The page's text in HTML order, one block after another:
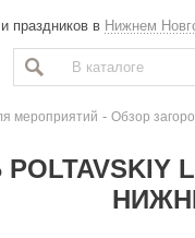
праздников в Нижнем
мероприятий - Обзор